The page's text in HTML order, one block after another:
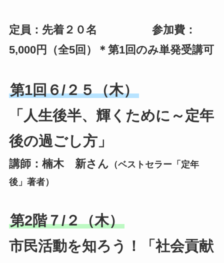
定員：先着２０名 参加費：
5,000円（全5回）＊第1回のみ単発受講可
第1回６/２５（木）
「人生後半、輝くために～定年
後の過ごし方」
講師：楠木 新さん （ベストセラー「定年
後」著者）
第2階７/２（木）
市民活動を知ろう！「社会貢献